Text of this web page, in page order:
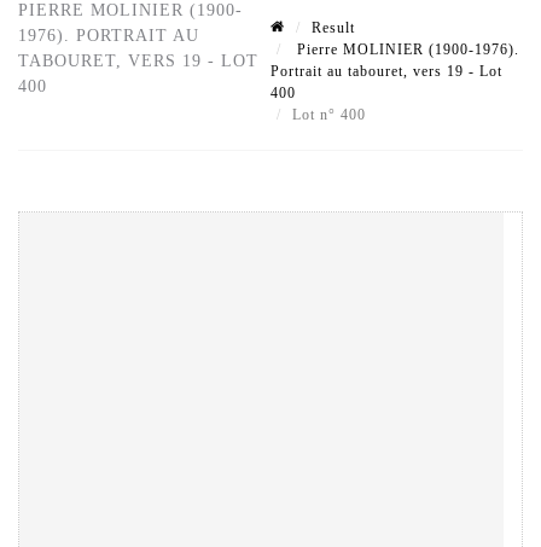
PIERRE MOLINIER (1900-
1976). PORTRAIT AU
TABOURET, VERS 19 - LOT
400
Result
Pierre MOLINIER (1900-1976).
Portrait au tabouret, vers 19 - Lot
400
Lot n° 400